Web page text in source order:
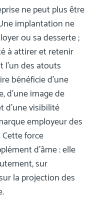
ne peut plus être
implantation ne
ou sa desserte ;
à attirer et retenir
l’un des atouts
bénéficie d’une
d’une image de
d’une visibilité
employeur des
force
d’âme : elle
sur
la projection des